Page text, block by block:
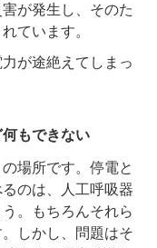
が発生し、そのた
ています。
が途絶えてしまっ
もできない
場所です。停電と
のは、人工呼吸器
。もちろんそれら
しかし、問題はそ